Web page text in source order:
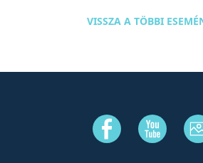
VISSZA A TÖBBI